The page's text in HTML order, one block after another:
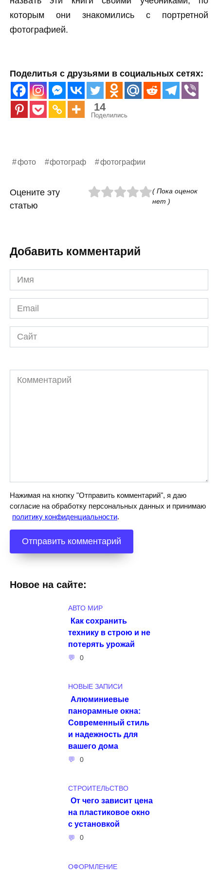
которым они знакомились с портретной
фотографией.
Поделитья с друзьями в социальных сетях:
14
Поделились
фото фотограф фотографии
Оцените эту
статью
( Пока оценок
нет )
Добавить комментарий
Имя
*
Email
*
Сайт
Комментарий
Нажимая на кнопку "Отправить комментарий", я даю
согласие на обработку персональных данных и принимаю
политику конфиденциальности.
Новое на сайте:
АВТО МИР
Как сохранить
технику в строю и не
потерять урожай
0
НОВЫЕ ЗАПИСИ
Алюминиевые
панорамные окна:
Современный стиль
и надежность для
вашего дома
0
СТРОИТЕЛЬСТВО
От чего зависит цена
на пластиковое окно
с установкой
0
ОФОРМЛЕНИЕ